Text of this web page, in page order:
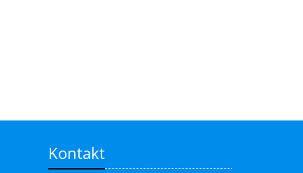
Kontakt